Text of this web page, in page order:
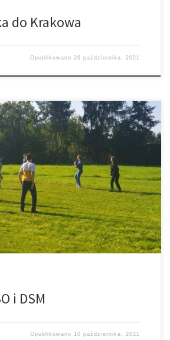
do Krakowa
Opublikowano 26 października, 2021
na Miejscu Spotkań i Integracji przy
wspólnym ognisku wraz z kapłanami
Służby Ołtarza i Dziewczęcej
parafii. Spotkanie rozpoczęliśmy
za wspólnotę, prosząc o
rok formacji i posługi w […]
i DSM
Opublikowano 10 października, 2021